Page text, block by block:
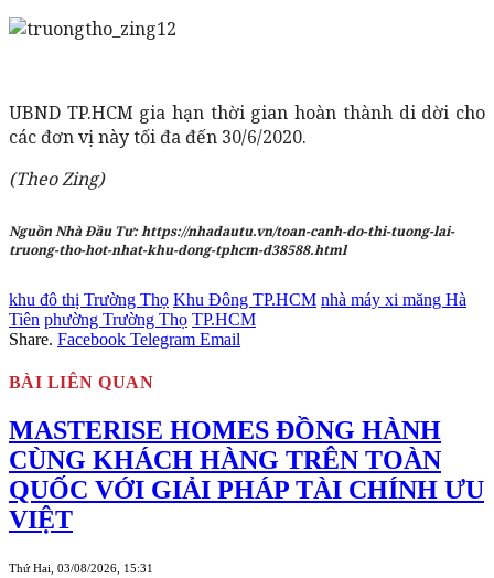
UBND TP.HCM gia hạn thời gian hoàn thành di dời cho
các đơn vị này tối đa đến 30/6/2020.
(Theo Zing)
Nguồn Nhà Đầu Tư: https://nhadautu.vn/toan-canh-do-thi-tuong-lai-
truong-tho-hot-nhat-khu-dong-tphcm-d38588.html
khu đô thị Trường Thọ Khu Đông TP.HCM nhà máy xi măng Hà
Tiên phường Trường Thọ TP.HCM
Share. Facebook Telegram Email
BÀI LIÊN QUAN
MASTERISE HOMES ĐỒNG HÀNH
CÙNG KHÁCH HÀNG TRÊN TOÀN
QUỐC VỚI GIẢI PHÁP TÀI CHÍNH ƯU
VIỆT
Thứ Hai, 03/08/2026, 15:31